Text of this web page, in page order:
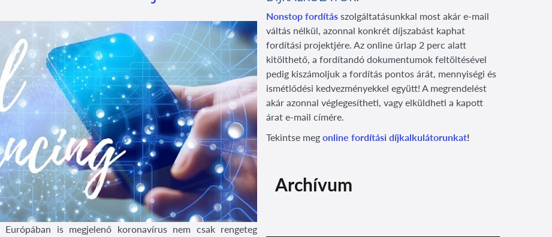
is megjelenő koronavírus nem csak rengeteg
Nonstop fordítás szolgáltatásunkkal most akár e-mail
váltás nélkül, azonnal konkrét díjszabást kaphat
fordítási projektjére. Az online űrlap 2 perc alatt
kitölthető, a fordítandó dokumentumok feltöltésével
pedig kiszámoljuk a fordítás pontos árát, mennyiségi és
ismétlődési kedvezményekkel együtt! A megrendelést
akár azonnal véglegesítheti, vagy elküldheti a kapott
árat e-mail címére.
Tekintse meg online fordítási díjkalkulátorunkat!
Archívum